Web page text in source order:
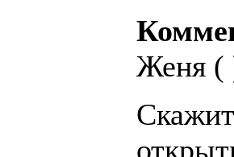
Женя (